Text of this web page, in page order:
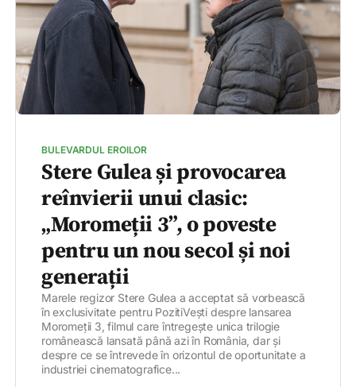
BULEVARDUL EROILOR
Stere Gulea și provocarea
reînvierii unui clasic:
„Moromeții 3”, o poveste
pentru un nou secol și noi
generații
Marele regizor Stere Gulea a acceptat să vorbească
în exclusivitate pentru PozitiVești despre lansarea
Moromeții 3, filmul care întregește unica trilogie
românească lansată până azi în România, dar și
despre ce se întrevede în orizontul de oportunitate a
industriei cinematografice...